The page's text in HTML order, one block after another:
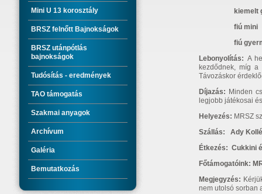
Mini U 13 korosztály
BRSZ felnőtt Bajnokságok
BRSZ utánpótlás
bajnokságok
Tudósítás - eredmények
TAO támogatás
Szakmai anyagok
Archívum
Galéria
Bemutatkozás
kiemelt
fiú mini 12
fiú
Lebonyolítás: A
kezdődnek, míg
Távozáskor
Díjazás: Minden
legjobb játékosai
Helyezés: MRSZ
Szállás: Ady
Étkezés: Cukkini
Főtámogatóink:
Megjegyzés:
nem utolsó sorban